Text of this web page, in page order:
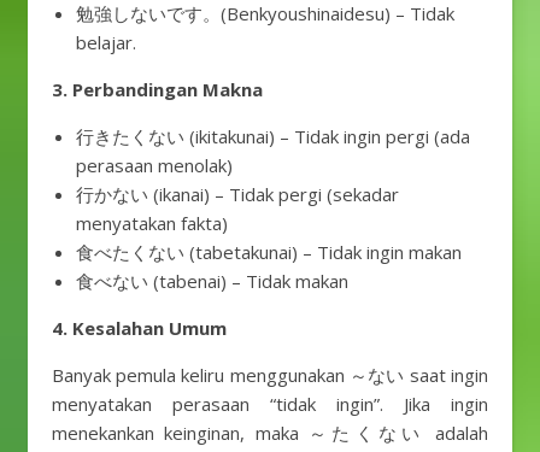
勉強しないです。(Benkyoushinaidesu) – Tidak
belajar.
3. Perbandingan Makna
行きたくない (ikitakunai) – Tidak ingin pergi (ada
perasaan menolak)
行かない (ikanai) – Tidak pergi (sekadar
menyatakan fakta)
食べたくない (tabetakunai) – Tidak ingin makan
食べない (tabenai) – Tidak makan
4. Kesalahan Umum
Banyak pemula keliru menggunakan ～ない saat ingin
menyatakan perasaan “tidak ingin”. Jika ingin
menekankan keinginan, maka ～たくない adalah